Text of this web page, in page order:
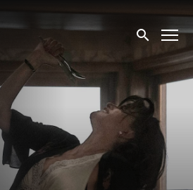
dostępu
Wyszukaj